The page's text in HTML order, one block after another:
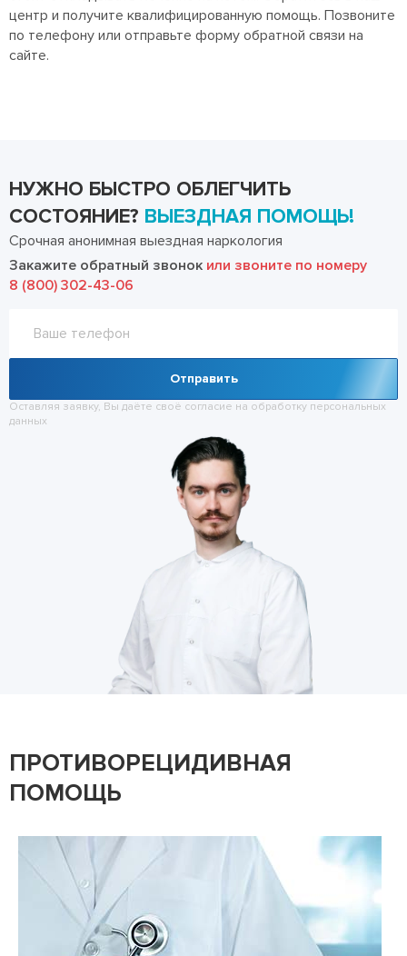
центр и получите квалифицированную помощь. Позвоните
по телефону или отправьте форму обратной связи на
сайте.
НУЖНО БЫСТРО ОБЛЕГЧИТЬ
СОСТОЯНИЕ? ВЫЕЗДНАЯ ПОМОЩЬ!
Срочная анонимная выездная наркология
Закажите обратный звонок или звоните по номеру
8 (800) 302-43-06
Отправить
Оставляя заявку, Вы даёте своё согласие на обработку персональных
данных
ПРОТИВОРЕЦИДИВНАЯ
ПОМОЩЬ